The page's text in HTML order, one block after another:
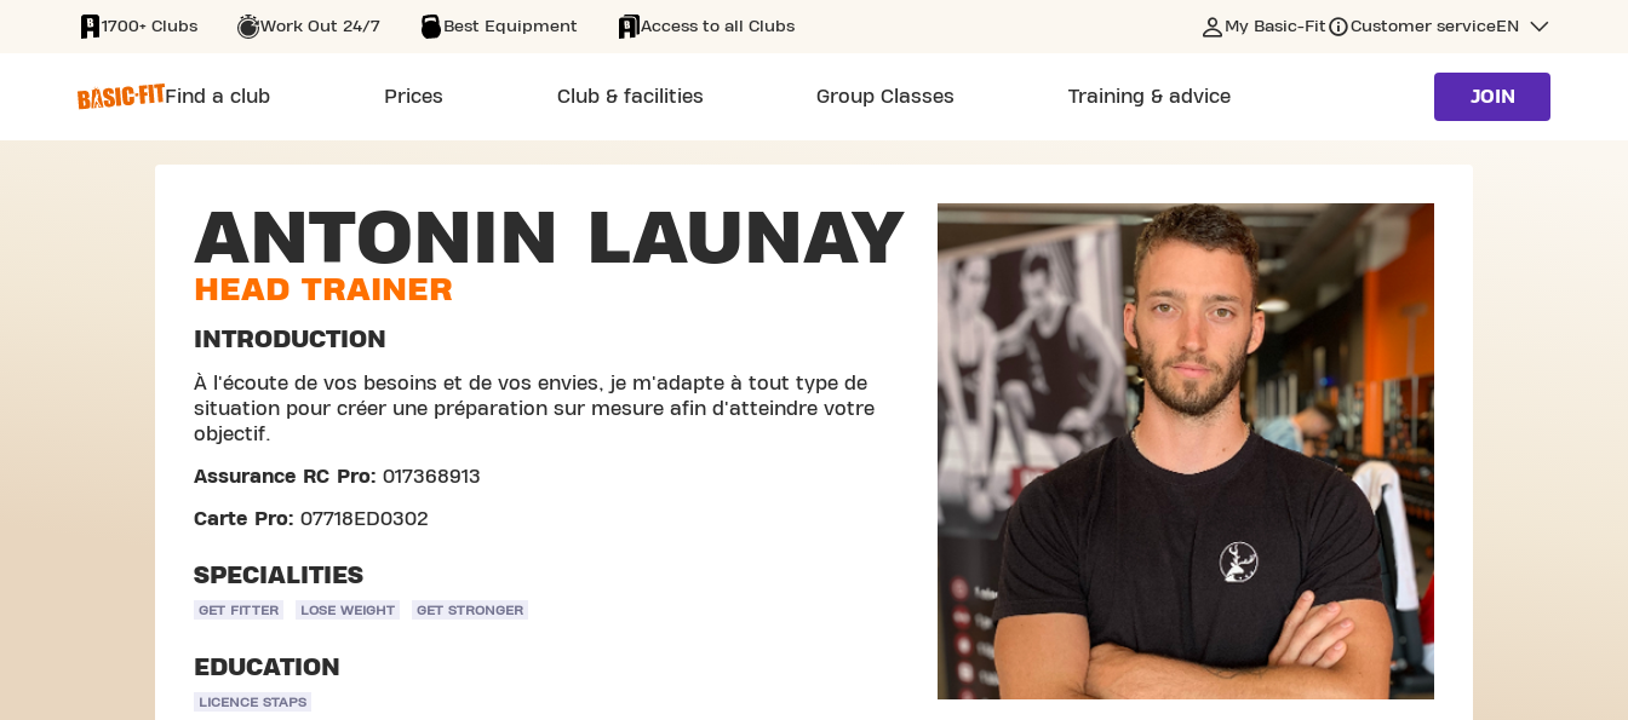
SKIP TO MAIN CONTENT
1700+ Clubs Work Out 24/7 Best Equipment Access to all Clubs My Basic-Fit Customer serviceEN
Find a club Prices Club & facilities Group Classes Training & advice JOIN
ANTONIN LAUNAY
HEAD TRAINER
INTRODUCTION
À l'écoute de vos besoins et de vos envies, je m'adapte à tout type de
situation pour créer une préparation sur mesure afin d'atteindre votre
objectif.
Assurance RC Pro: 017368913
Carte Pro: 07718ED0302
SPECIALITIES
GET FITTER LOSE WEIGHT GET STRONGER
EDUCATION
LICENCE STAPS